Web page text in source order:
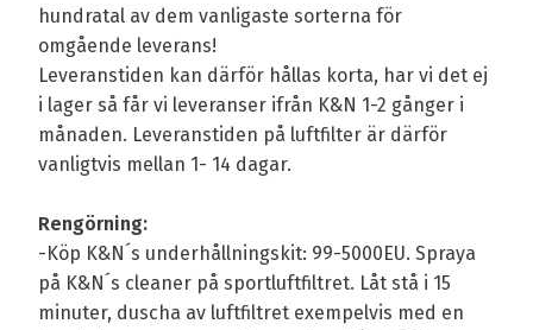
hundratal av dem vanligaste sorterna för
omgående leverans!
Leveranstiden kan därför hållas korta, har vi det ej
i lager så får vi leveranser ifrån K&N 1-2 gånger i
månaden. Leveranstiden på luftfilter är därför
vanligtvis mellan 1- 14 dagar.
Rengörning:
-Köp K&N´s underhållningskit: 99-5000EU. Spraya
på K&N´s cleaner på sportluftfiltret. Låt stå i 15
minuter, duscha av luftfiltret exempelvis med en